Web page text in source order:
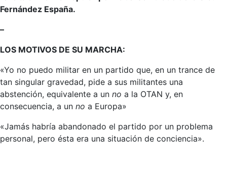
Fernández España.
–
LOS MOTIVOS DE SU MARCHA:
«Yo no puedo militar en un partido que, en un trance de
tan singular gravedad, pide a sus militantes una
abstención, equivalente a un no a la OTAN y, en
consecuencia, a un no a Europa»
«Jamás habría abandonado el partido por un problema
personal, pero ésta era una situación de conciencia».